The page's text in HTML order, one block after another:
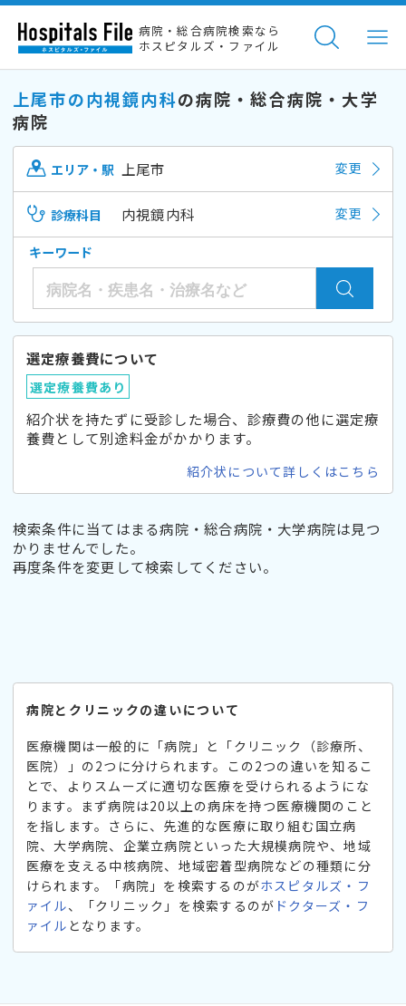
病院・総合病院検索なら
ホスピタルズ・ファイル
上尾市の内視鏡内科の病院・総合病院・大学
病院
エリア・駅 上尾市 変更
診療科目 内視鏡内科 変更
キーワード
選定療養費について
選定療養費あり
紹介状を持たずに受診した場合、診療費の他に選定療
養費として別途料金がかかります。
紹介状について詳しくはこちら
検索条件に当てはまる病院・総合病院・大学病院は見つ
かりませんでした。
再度条件を変更して検索してください。
病院とクリニックの違いについて
医療機関は一般的に「病院」と「クリニック（診療所、
医院）」の2つに分けられます。この2つの違いを知るこ
とで、よりスムーズに適切な医療を受けられるようにな
ります。まず病院は20以上の病床を持つ医療機関のこと
を指します。さらに、先進的な医療に取り組む国立病
院、大学病院、企業立病院といった大規模病院や、地域
医療を支える中核病院、地域密着型病院などの種類に分
けられます。「病院」を検索するのがホスピタルズ・フ
ァイル、「クリニック」を検索するのが ドクターズ・フ
ァイル となります。